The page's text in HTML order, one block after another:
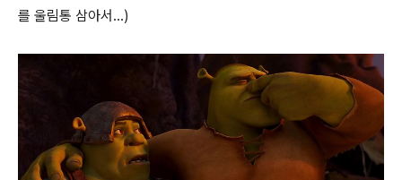
를 울림통 삼아서...)